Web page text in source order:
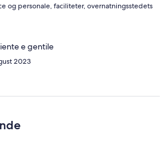
og personale, faciliteter, overnatningsstedets
e gentile
2023